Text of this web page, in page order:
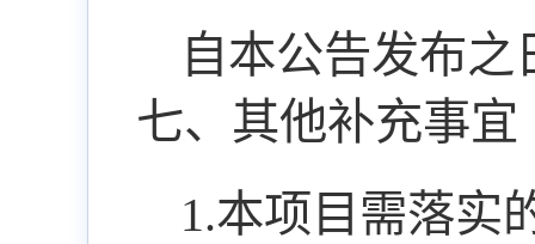
自本公告发布之
七、其他补充事宜
1.本项目需落实